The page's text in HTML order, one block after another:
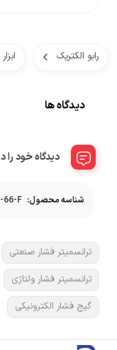
رابو الکتریک
دیدگاه ها
دیدگاه خود را
شناسه محصول: 66-F
ترانسمیتر فشار صنعتی
ترانسمیتر فشار ولتاژی
گیج فشار الکترونیکی